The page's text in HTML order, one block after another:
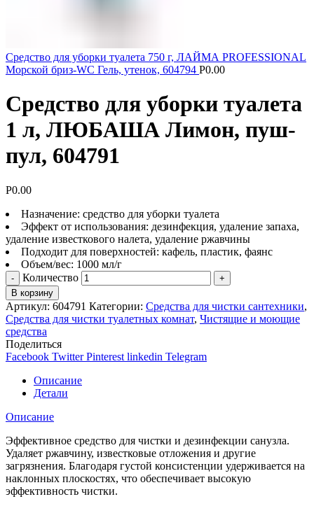
Средство для уборки туалета 750 г, ЛАЙМА PROFESSIONAL
Морской бриз-WC Гель, утенок, 604794 Р0.00
Средство для уборки туалета
1 л, ЛЮБАША Лимон, пуш-
пул, 604791
Р0.00
Назначение: средство для уборки туалета
Эффект от использования: дезинфекция, удаление запаха,
удаление известкового налета, удаление ржавчины
Подходит для поверхностей: кафель, пластик, фаянс
Объем/вес: 1000 мл/г
Количество
В корзину
Артикул: 604791 Категории: Средства для чистки сантехники,
Средства для чистки туалетных комнат, Чистящие и моющие
средства
Поделиться
Facebook Twitter Pinterest linkedin Telegram
Описание
Детали
Описание
Эффективное средство для чистки и дезинфекции санузла.
Удаляет ржавчину, известковые отложения и другие
загрязнения. Благодаря густой консистенции удерживается на
наклонных плоскостях, что обеспечивает высокую
эффективность чистки.